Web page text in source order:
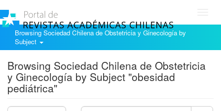
Browsing Sociedad Chilena de Obstetricia y Ginecología by
Subject
Browsing Sociedad Chilena de Obstetricia
y Ginecología by Subject "obesidad
pediátrica"